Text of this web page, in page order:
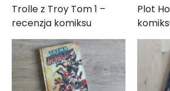
Trolle z Troy Tom 1 –
recenzja komiksu
Plot